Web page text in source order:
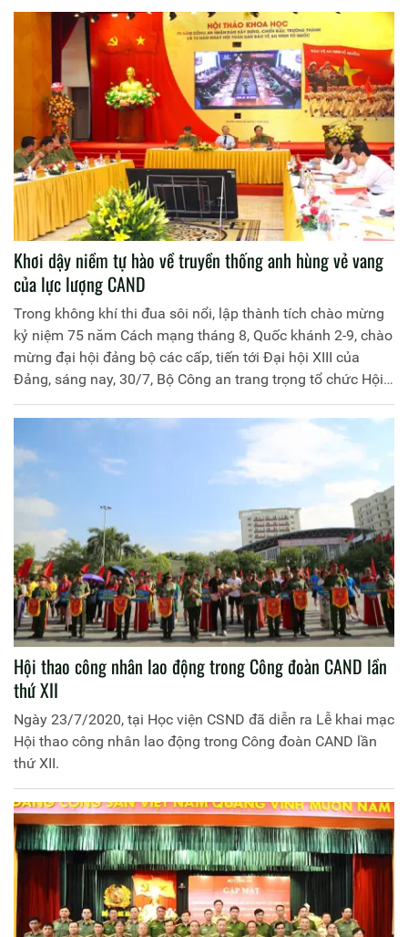
Khơi dậy niềm tự hào về truyền thống anh hùng vẻ vang
của lực lượng CAND
Trong không khí thi đua sôi nổi, lập thành tích chào mừng
kỷ niệm 75 năm Cách mạng tháng 8, Quốc khánh 2-9, chào
mừng đại hội đảng bộ các cấp, tiến tới Đại hội XIII của
Đảng, sáng nay, 30/7, Bộ Công an trang trọng tổ chức Hội
thảo khoa học "75 năm CAND xây dựng, chiến đấu, trưởng
thành và 15 năm Ngày hội toàn dân bảo vệ an ninh Tổ
quốc". Hội thảo được tổ chức tại Hội trường Bộ Công an và
trực tuyến tại 63 điểm cầu Công an các tỉnh, thành phố trực
Hội thao công nhân lao động trong Công đoàn CAND lần
thứ XII
Ngày 23/7/2020, tại Học viện CSND đã diễn ra Lễ khai mạc
Hội thao công nhân lao động trong Công đoàn CAND lần
thứ XII.